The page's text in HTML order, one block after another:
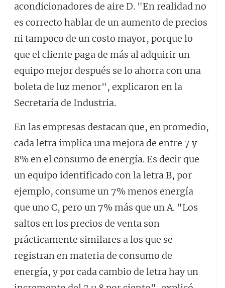
acondicionadores de aire D. "En realidad no
es correcto hablar de un aumento de precios
ni tampoco de un costo mayor, porque lo
que el cliente paga de más al adquirir un
equipo mejor después se lo ahorra con una
boleta de luz menor", explicaron en la
Secretaría de Industria.
En las empresas destacan que, en promedio,
cada letra implica una mejora de entre 7 y
8% en el consumo de energía. Es decir que
un equipo identificado con la letra B, por
ejemplo, consume un 7% menos energía
que uno C, pero un 7% más que un A. "Los
saltos en los precios de venta son
prácticamente similares a los que se
registran en materia de consumo de
energía, y por cada cambio de letra hay un